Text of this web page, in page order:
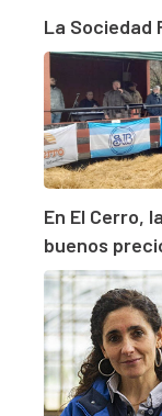
La Sociedad
En El Cerro,
buenos